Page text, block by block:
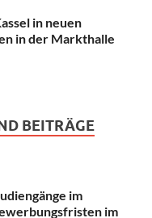
in neuen
in der Markthalle
BEITRÄGE
im
im